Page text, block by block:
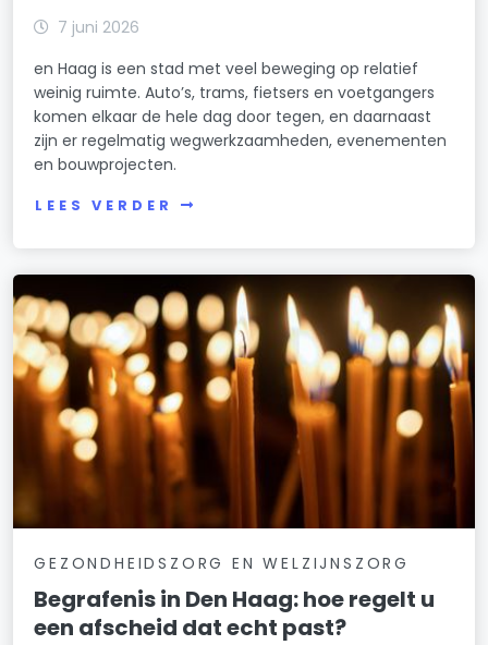
7 juni 2026
en Haag is een stad met veel beweging op relatief
weinig ruimte. Auto’s, trams, fietsers en voetgangers
komen elkaar de hele dag door tegen, en daarnaast
zijn er regelmatig wegwerkzaamheden, evenementen
en bouwprojecten.
LEES VERDER
GEZONDHEIDSZORG EN WELZIJNSZORG
Begrafenis in Den Haag: hoe regelt u
een afscheid dat echt past?